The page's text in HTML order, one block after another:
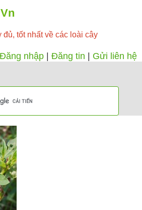
tốt nhất về các loài cây
Đăng nhập Đăng tin Gửi liên hệ